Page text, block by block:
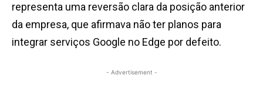
representa uma reversão clara da posição anterior
da empresa, que afirmava não ter planos para
integrar serviços Google no Edge por defeito.
- Advertisement -